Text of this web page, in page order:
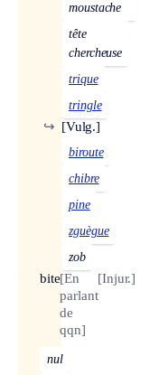
moustache
tête
chercheuse
trique
tringle
[Vulg.]
↪
biroute
chibre
pine
zguègue
zob
bite[En
parlant
de
qqn]
[Injur.]
nul